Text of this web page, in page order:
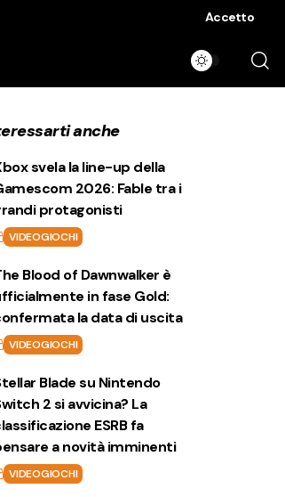
Accetto
anche
svela la line-up della
2026: Fable tra i
protagonisti
VIDEOGIOCHI
Blood of Dawnwalker è
in fase Gold:
la data di uscita
VIDEOGIOCHI
Blade su Nintendo
2 si avvicina? La
ESRB fa
a novità imminenti
VIDEOGIOCHI